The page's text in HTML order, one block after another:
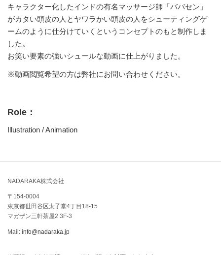
キャラクター化したインドの有名マッサージ師「ババセン」
がカタい頭皮の人とヤワラかい頭皮の人をシューティングゲ
ームのように仕分けていくというコンセプトのもと制作しま
した。
お笑い要素の強いシュールな動画に仕上がりました。
※動画閲覧希望の方は弊社にお問い合わせください。
Role：
Illustration / Animation
NADARAKA株式会社
〒154-0004
東京都世田谷区太子堂4丁目18-15
マガザン三軒茶屋2 3F-3
Mail: info@nadaraka.jp